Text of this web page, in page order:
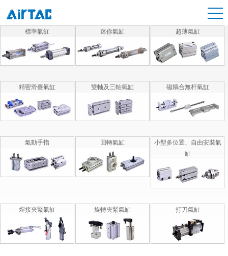
標準氣缸 迷你氣缸 超薄氣缸
精密滑臺氣缸 雙軸及三軸氣缸 磁耦合無杆氣缸
氣動手指 回轉氣缸
小型多位置、自由安裝氣
缸
焊接夾緊氣缸 旋轉夾緊氣缸 打刀氣缸